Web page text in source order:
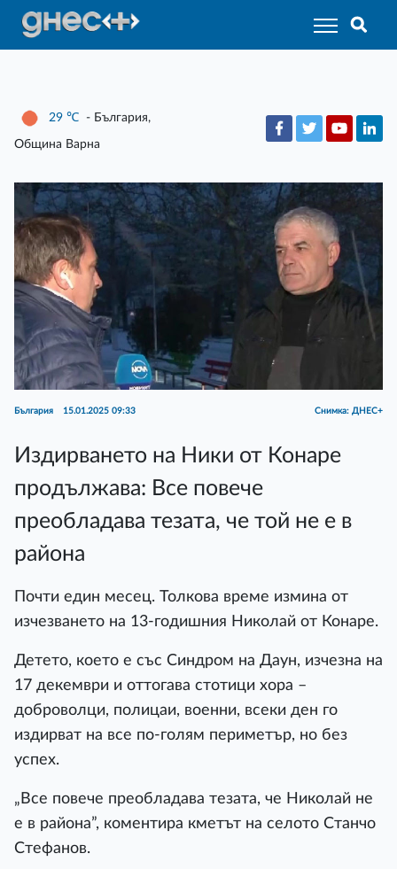
29 ℃ - България,
Община Варна
България 15.01.2025 09:33 Снимка: ДНЕС+
Издирването на Ники от Конаре
продължава: Все повече
преобладава тезата, че той не е в
района
Почти един месец. Толкова време измина от
изчезването на 13-годишния Николай от Конаре.
Детето, което е със Синдром на Даун, изчезна на
17 декември и оттогава стотици хора –
доброволци, полицаи, военни, всеки ден го
издирват на все по-голям периметър, но без
успех.
„Все повече преобладава тезата, че Николай не
е в района”, коментира кметът на селото Станчо
Стефанов.